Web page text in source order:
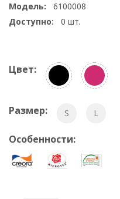
Модель:
6100008
Доступно:
0 шт.
Цвет:
Размер: S L
Особенности: